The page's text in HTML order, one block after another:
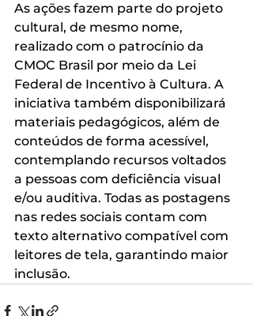
As ações fazem parte do projeto
cultural, de mesmo nome,
realizado com o patrocínio da
CMOC Brasil por meio da Lei
Federal de Incentivo à Cultura. A
iniciativa também disponibilizará
materiais pedagógicos, além de
conteúdos de forma acessível,
contemplando recursos voltados
a pessoas com deficiência visual
e/ou auditiva. Todas as postagens
nas redes sociais contam com
texto alternativo compatível com
leitores de tela, garantindo maior
inclusão.